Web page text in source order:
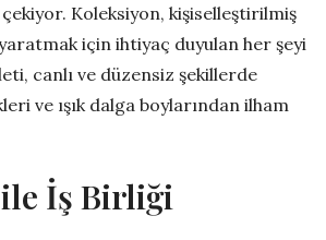
Koleksiyon, kişiselleştirilmiş
için ihtiyaç duyulan her şeyi
canlı ve düzensiz şekillerde
ve ışık dalga boylarından ilham
İş Birliği